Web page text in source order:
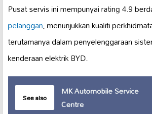
Pusat servis ini mempunyai rating 4.9
pelanggan, menunjukkan kualiti
terutamanya dalam penyelenggaraan
kenderaan elektrik BYD.
See also
MK Automobile Service
Centre